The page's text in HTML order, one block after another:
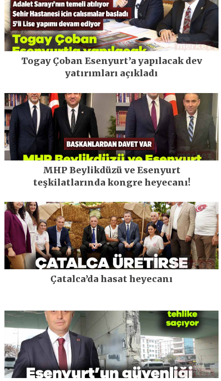
Togay Çoban Esenyurt’a yapılacak dev
yatırımları açıkladı
MHP Beylikdüzü ve Esenyurt
teşkilatlarında kongre heyecanı!
Çatalca’da hasat heyecanı